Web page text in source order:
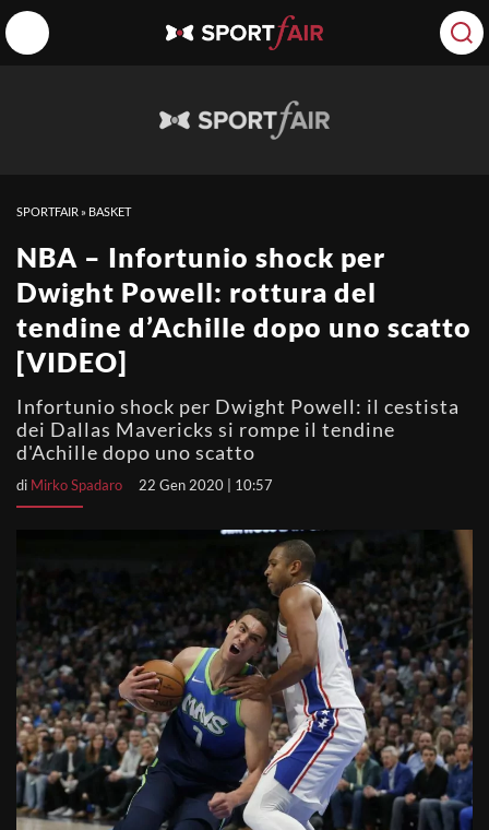
SPORTFAIR » BASKET
NBA – Infortunio shock per
Dwight Powell: rottura del
tendine d’Achille dopo uno scatto
[VIDEO]
Infortunio shock per Dwight Powell: il cestista
dei Dallas Mavericks si rompe il tendine
d'Achille dopo uno scatto
di Mirko Spadaro 22 Gen 2020 | 10:57